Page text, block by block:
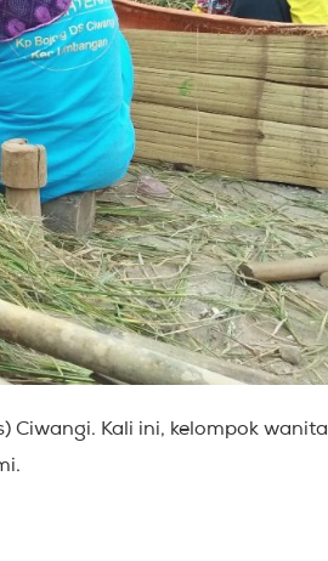
Ciwangi. Kali ini, kelompok wanita